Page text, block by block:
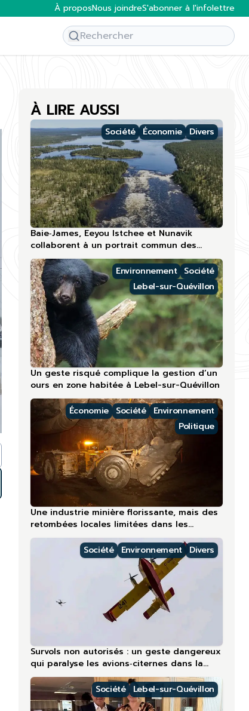
À proposNous joindreS'abonner à l'infolettre
À LIRE AUSSI
Société Économie Divers
Baie‑James, Eeyou Istchee et Nunavik
collaborent à un portrait commun des
compétences touristiques
Environnement Société
Lebel-sur-Quévillon
Un geste risqué complique la gestion d’un
ours en zone habitée à Lebel-sur-Quévillon
Économie Société
Environnement
Politique
Une industrie minière florissante, mais des
retombées locales limitées dans les
régions nordiques
Société
Environnement Divers
Survols non autorisés : un geste dangereux
qui paralyse les avions‑citernes dans la
région la plus touchée en 2026
Société
Lebel-sur-Quévillon